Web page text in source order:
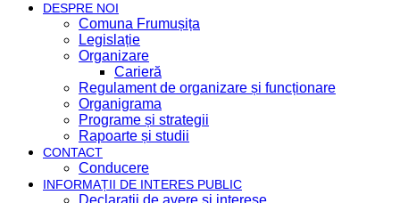
DESPRE NOI
Comuna Frumușița
Legislație
Organizare
Carieră
Regulament de organizare și funcționare
Organigrama
Programe și strategii
Rapoarte și studii
CONTACT
Conducere
INFORMAȚII DE INTERES PUBLIC
Declaratii de avere si interese